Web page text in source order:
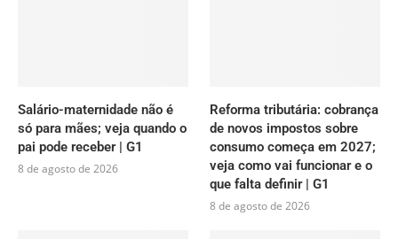
Salário-maternidade não é
só para mães; veja quando o
pai pode receber | G1
8 de agosto de 2026
Reforma tributária: cobrança
de novos impostos sobre
consumo começa em 2027;
veja como vai funcionar e o
que falta definir | G1
8 de agosto de 2026